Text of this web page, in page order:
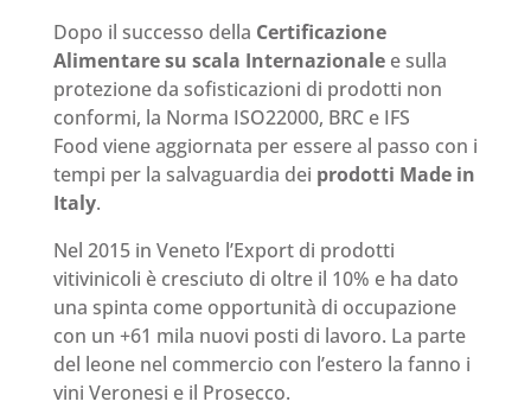
Dopo il successo della Certificazione
Alimentare su scala Internazionalee sulla
protezione da sofisticazioni di prodotti non
conformi, la Norma ISO22000, BRC e IFS
Food viene aggiornata per essere al passo con i
tempi per la salvaguardia dei prodotti Made in
Italy.
Nel 2015 in Veneto l’Export di prodotti
vitivinicoli è cresciuto di oltre il 10% e ha dato
una spinta come opportunità di occupazione
con un +61 mila nuovi posti di lavoro. La parte
del leone nel commercio con l’estero la fanno i
vini Veronesi e il Prosecco.